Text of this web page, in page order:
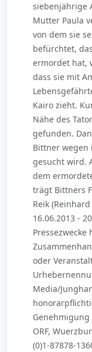
siebenjährige
Mutter Paula
von dem sie
befürchtet,
ermordet hat,
dass sie mit
Kairo zieht.
Nähe des
gefunden.
Bittner wegen
gesucht wird.
dem
trägt Bittners
Reik (Reinhard
16.06.2013 -
oder
Media/
Genehmigung
ORF,
(0)1-87878-